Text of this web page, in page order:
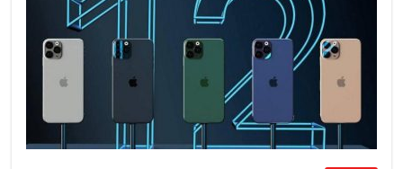
رئيس مجلس القضاء الأعلى يستلم
التقرير السنوي لديوان الرقابة المالية
الاتحادي لسنة 2025
10 أغسطس، 2026